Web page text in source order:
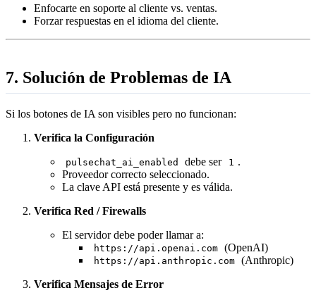
Enfocarte en soporte al cliente vs. ventas.
Forzar respuestas en el idioma del cliente.
7. Solución de Problemas de IA
Si los botones de IA son visibles pero no funcionan:
Verifica la Configuración
pulsechat_ai_enabled debe ser 1 .
Proveedor correcto seleccionado.
La clave API está presente y es válida.
Verifica Red / Firewalls
El servidor debe poder llamar a:
https://api.openai.com (OpenAI)
https://api.anthropic.com (Anthropic)
Verifica Mensajes de Error